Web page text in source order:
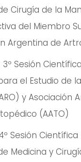
Cirugía de la
del Miembro
Argentina de
3º Sesión
el Estudio de
y Asociación
(AATO)
Sesión
Medicina y